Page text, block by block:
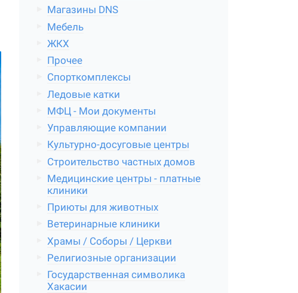
Магазины DNS
Мебель
ЖКХ
Прочее
Спорткомплексы
Ледовые катки
МФЦ - Мои документы
Управляющие компании
Культурно-досуговые центры
Строительство частных домов
Медицинские центры - платные
клиники
Приюты для животных
Ветеринарные клиники
Храмы / Соборы / Церкви
Религиозные организации
Государственная символика
Хакасии